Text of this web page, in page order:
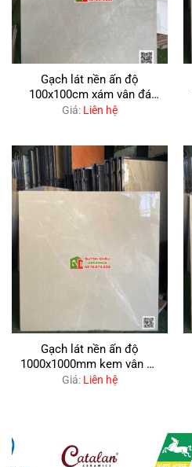
Gạch lát nền ấn độ
100x100cm xám vân đá
bóng kiếng
Giá: Liên hệ
Gạch lát nền ấn độ
1000x1000mm kem vân đá
Marble bóng kiếng
Giá: Liên hệ